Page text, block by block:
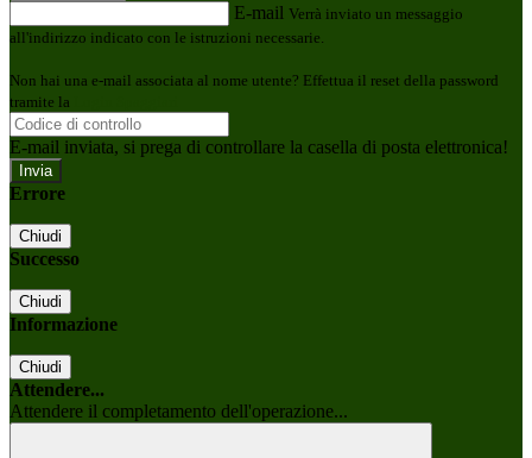
E-mail Verrà inviato un messaggio
all'indirizzo indicato con le istruzioni necessarie.
Non hai una e-mail associata al nome utente? Effettua il reset della password
tramite la
E-mail inviata, si prega di controllare la casella di posta elettronica!
Errore
Chiudi
Successo
Chiudi
Informazione
Chiudi
Attendere...
Attendere il completamento dell'operazione...